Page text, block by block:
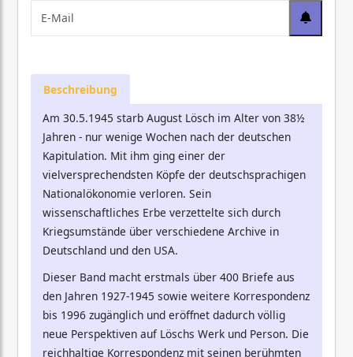
Beschreibung
Am 30.5.1945 starb August Lösch im Alter von 38½
Jahren - nur wenige Wochen nach der deutschen
Kapitulation. Mit ihm ging einer der
vielversprechendsten Köpfe der deutschsprachigen
Nationalökonomie verloren. Sein
wissenschaftliches Erbe verzettelte sich durch
Kriegsumstände über verschiedene Archive in
Deutschland und den USA.
Dieser Band macht erstmals über 400 Briefe aus
den Jahren 1927-1945 sowie weitere Korrespondenz
bis 1996 zugänglich und eröffnet dadurch völlig
neue Perspektiven auf Löschs Werk und Person. Die
reichhaltige Korrespondenz mit seinen berühmten